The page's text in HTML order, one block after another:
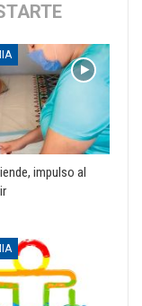
impulso al